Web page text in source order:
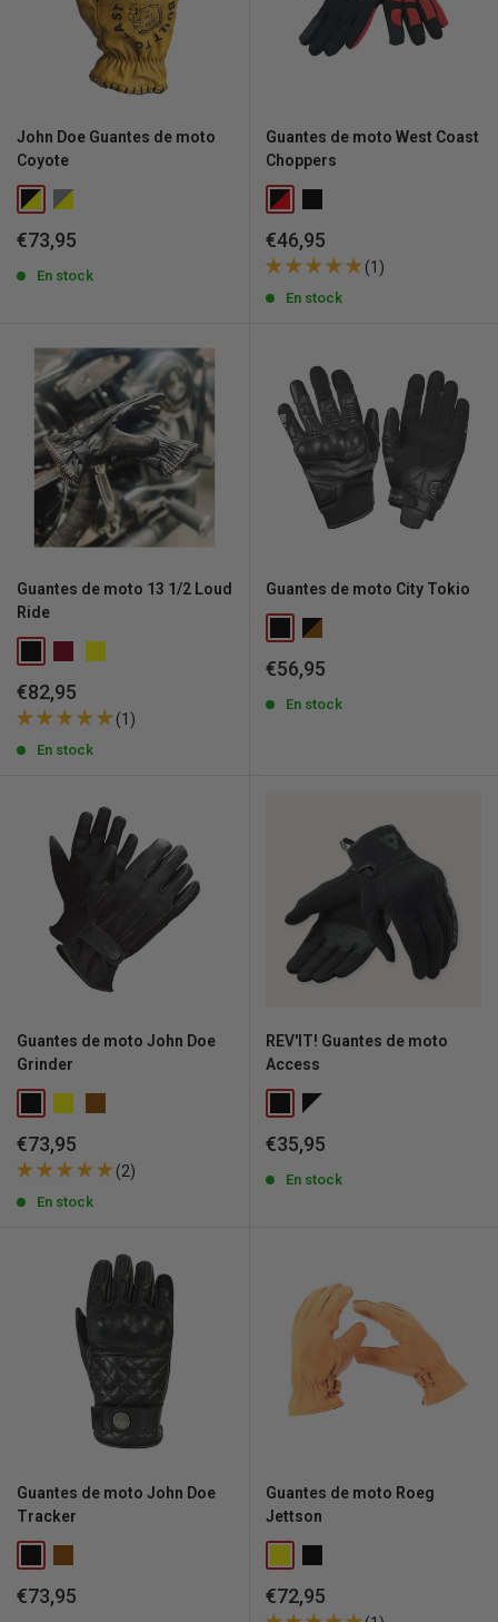
John Doe Guantes de moto
Coyote
Precio
venta
€73,95
En stock
Guantes de moto West Coast
Choppers
Precio
de
venta
€46,95
(1)
En stock
Guantes de moto 13 1/2 Loud
Ride
Precio
de
venta
€82,95
(1)
En stock
Guantes de moto City Tokio
Precio
venta
€56,95
En stock
Guantes de moto John Doe
Grinder
Precio
de
venta
€73,95
(2)
En stock
REV'IT! Guantes de moto
Access
Precio
venta
€35,95
En stock
Guantes de moto John Doe
Tracker
Precio
€73,95
Guantes de moto Roeg
Jettson
Precio
de
€72,95